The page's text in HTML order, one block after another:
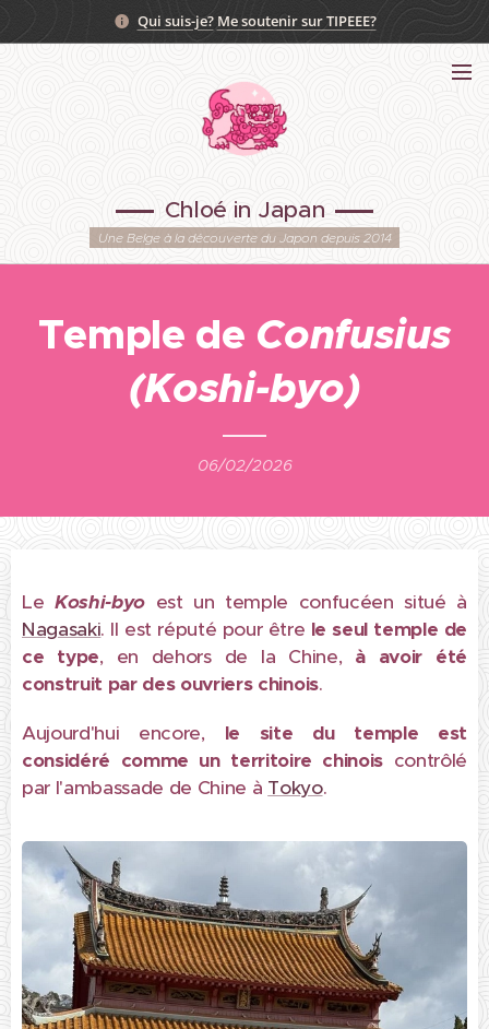
Qui suis-je? Me soutenir sur TIPEEE?
Chloé in Japan
Une Belge à la découverte du Japon depuis 2014
Temple de Confusius
(Koshi-byo)
06/02/2026
Le Koshi-byo est un temple confucéen situé à
Nagasaki. Il est réputé pour être le seul temple de
ce type, en dehors de la Chine, à avoir été
construit par des ouvriers chinois.
Aujourd'hui encore, le site du temple est
considéré comme un territoire chinois contrôlé
par l'ambassade de Chine à Tokyo.